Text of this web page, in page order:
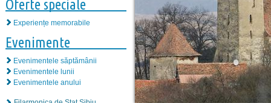
Oferte speciale
Experiențe memorabile
Evenimente
Evenimentele săptămânii
Evenimentele lunii
Evenimentele anului